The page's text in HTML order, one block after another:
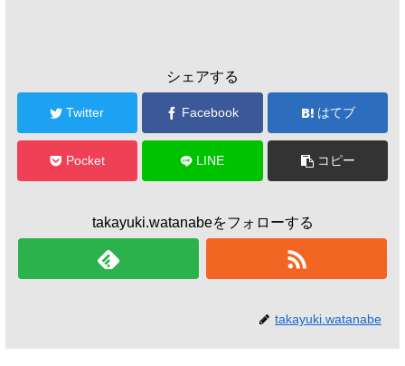
シェアする
Twitter Facebook はてブ
Pocket LINE コピー
takayuki.watanabeをフォローする
takayuki.watanabe